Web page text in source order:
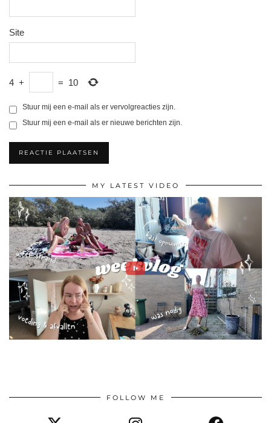
Site
4 + = 10
Stuur mij een e-mail als er vervolgreacties zijn.
Stuur mij een e-mail als er nieuwe berichten zijn.
MY LATEST VIDEO
FOLLOW ME